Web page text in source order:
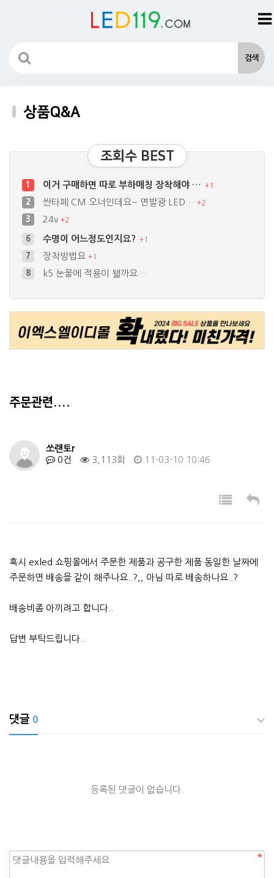
상품Q&A
조회수 BEST
6 수명이 어느정도인지요? +1
7 장착방법요 +1
8 k5 눈물에 적용이 됄까요…
4 미등 관련 문의입니다+1
5 화이트의 경우
1 이거 구매하면 따로 부하매칭 장착해야 … +1
2 싼타페 CM 오너인데요~ 면발광 LED… +2
3 24v +2
주문관련....
쏘랜토r
0건
3,113회 11-03-10 10:46
혹시 exled 쇼핑몰에서 주문한 제품과 공구한 제품 동일한 날짜에
주문하면 배송을 같이 해주나요..?,, 아님 따로 배송하나요..?
배송비좀 아끼려고 합니다..
답변 부탁드립니다..
댓글 0
등록된 댓글이 없습니다.